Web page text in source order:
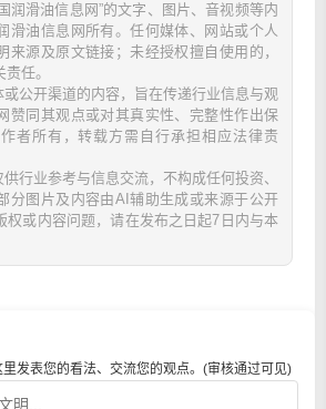
润滑油信息网”的文字、图片、音视频等内
滑油信息网所有。任何媒体、网站或个人
来源及原文链接；未经授权擅自使用的，
任。
公开渠道的内容，旨在传递行业信息与观
赞同其观点或对其真实性、完整性作出保
者所有，转载方需自行承担相应法律责
行业参考与信息交流，不构成任何投资、
分图片及内容由AI辅助生成或来源于公开
权或内容问题，请在发布之日起7日内与本
发表您的看法、交流您的观点。(审核通过可见)